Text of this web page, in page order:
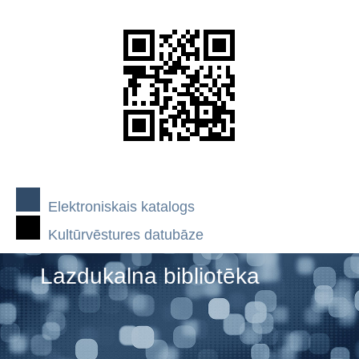
Elektroniskais katalogs
Kultūrvēstures datubāze
Lazdukalna bibliotēka